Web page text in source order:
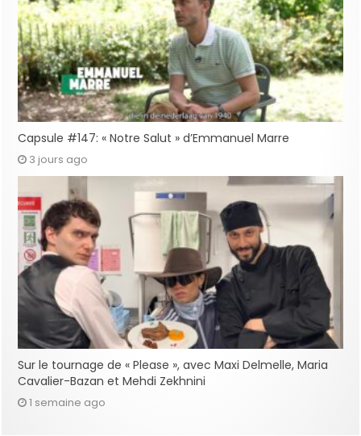
Capsule #147: « Notre Salut » d’Emmanuel Marre
3 jours ago
Sur le tournage de « Please », avec Maxi Delmelle, Maria
Cavalier-Bazan et Mehdi Zekhnini
1 semaine ago